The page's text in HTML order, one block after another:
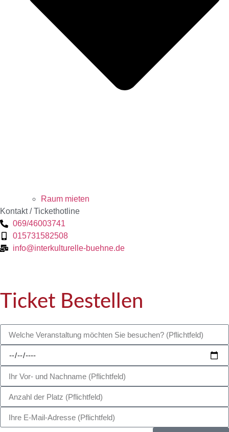
Raum mieten
Kontakt / Tickethotline
069/46003741
015731582508
info@interkulturelle-buehne.de
Ticket Bestellen